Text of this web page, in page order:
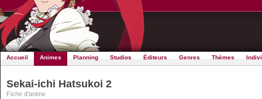
Accueil Animes Planning Studios Éditeurs Genres Thèmes
Sekai-ichi Hatsukoi 2
Fiche d'anime